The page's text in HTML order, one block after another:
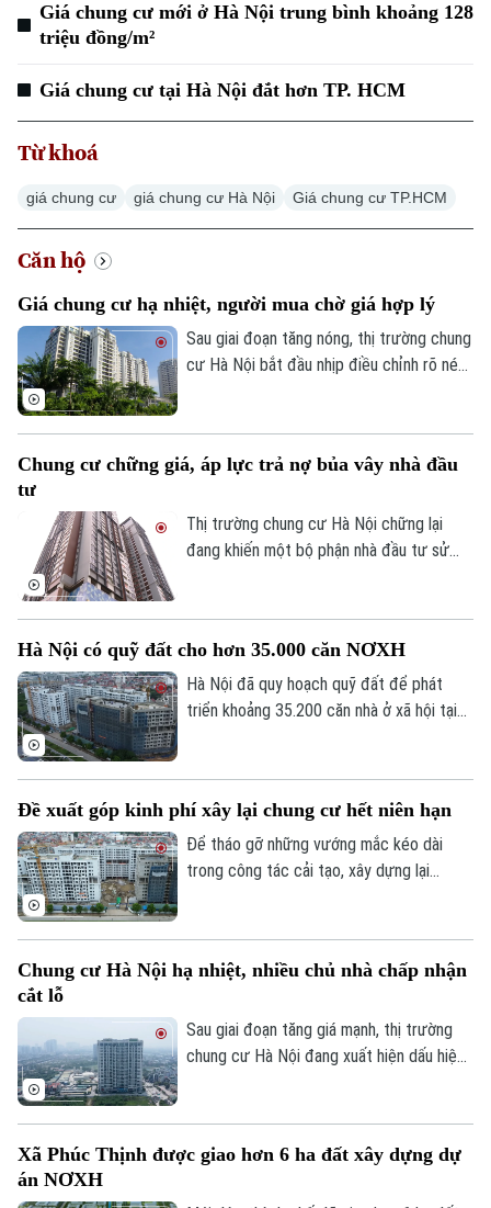
Chuyên mục
Thời sự
Hà Nội
Chính trị
Xã hội
Hà Nội
Người Hà Nội
Thế giới
Tin tức
Giá chung cư mới ở Hà Nội trung bình khoảng 128
triệu đồng/m²
Giá chung cư tại Hà Nội đắt hơn TP. HCM
Từ khoá
giá chung cư giá chung cư Hà Nội Giá chung cư TP.HCM
Căn hộ
Giá chung cư hạ nhiệt, người mua chờ giá hợp lý
Sau giai đoạn tăng nóng, thị trường chung
cư Hà Nội bắt đầu nhịp điều chỉnh rõ nét.
ngóng, chờ đợi mặt bằng giá tiếp tục hạ
Chung cư chững giá, áp lực trả nợ bủa vây nhà đầu
tư
Thị trường chung cư Hà Nội chững lại
đang khiến một bộ phận nhà đầu tư sử
người buộc phải hạ giá hàng trăm triệu
đồng để thu hồi vốn, trả nợ ngân hàng.
Hà Nội có quỹ đất cho hơn 35.000 căn NƠXH
Hà Nội đã quy hoạch quỹ đất để phát
triển khoảng 35.200 căn nhà ở xã hội tại
án vẫn đang hoàn thiện các thủ tục đầu
tư.
Đề xuất góp kinh phí xây lại chung cư hết niên hạn
Để tháo gỡ những vướng mắc kéo dài
trong công tác cải tạo, xây dựng lại
hết niên hạn sử dụng.
Chung cư Hà Nội hạ nhiệt, nhiều chủ nhà chấp nhận
cắt lỗ
Sau giai đoạn tăng giá mạnh, thị trường
chung cư Hà Nội đang xuất hiện dấu hiệu
Xã Phúc Thịnh được giao hơn 6 ha đất xây dựng dự
án NƠXH